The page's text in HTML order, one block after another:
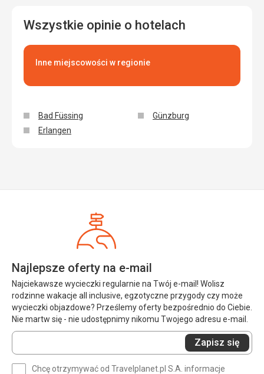
Wszystkie opinie o hotelach
Inne miejscowości w regionie
Bad Füssing
Erlangen
Günzburg
Najlepsze oferty na e-mail
Najciekawsze wycieczki regularnie na Twój e-mail! Wolisz
rodzinne wakacje all inclusive, egzotyczne przygody czy może
wycieczki objazdowe? Prześlemy oferty bezpośrednio do Ciebie.
Nie martw się - nie udostępnimy nikomu Twojego adresu e-mail.
Wprowadź
swój
Zapisz się
Chcę otrzymywać od Travelplanet.pl S.A. informacje